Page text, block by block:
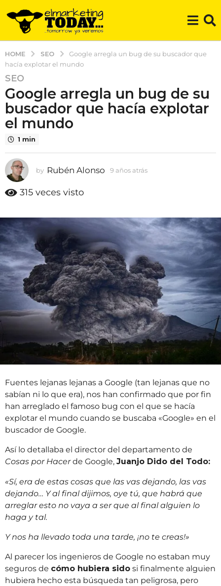
HOME SEO
Google arregla un bug de su buscador que
hacía explotar el mundo
9
a
ñ
o
s
a
r
á
9
ñ
o
s
a
t
á
SEO
Google arregla un bug de su
buscador que hacía explotar
el mundo
1 min
by Rubén Alonso 9 años atrás
a
t
315 veces visto
Fuentes lejanas lejanas a Google (tan lejanas que no
sabían ni lo que era), nos han confirmado que por fin
han arreglado el famoso bug con el que se hacía
explotar el mundo cuando se buscaba «Google» en el
buscador de Google.
Así lo detallaba el director del departamento de
Cosas por Hacerde Google, Juanjo Dido del Todo:
«Sí, era de estas cosas que las vas dejando, las vas
dejando… Y al final dijimos, oye tú, que habrá que
arreglar esto no vaya a ser que al final alguien lo
haga y tal.
Y nos ha llevado toda una tarde, ¡no te creas!»
Al parecer los ingenieros de Google no estaban muy
seguros de cómo hubiera sido si finalmente alguien
hubiera hecho esta búsqueda tan peligrosa, pero